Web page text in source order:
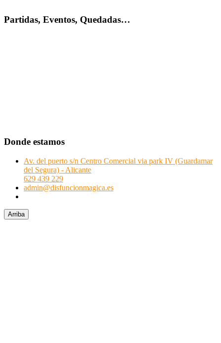
Partidas, Eventos, Quedadas…
Donde estamos
Av. del puerto s/n Centro Comercial via park IV (Guardamar
del Segura) - Alicante
629 439 229
admin@disfuncionmagica.es
Arriba